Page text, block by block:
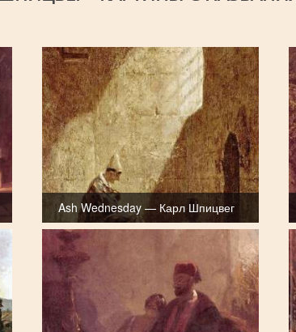
Ash Wednesday — Карл Шпицвег